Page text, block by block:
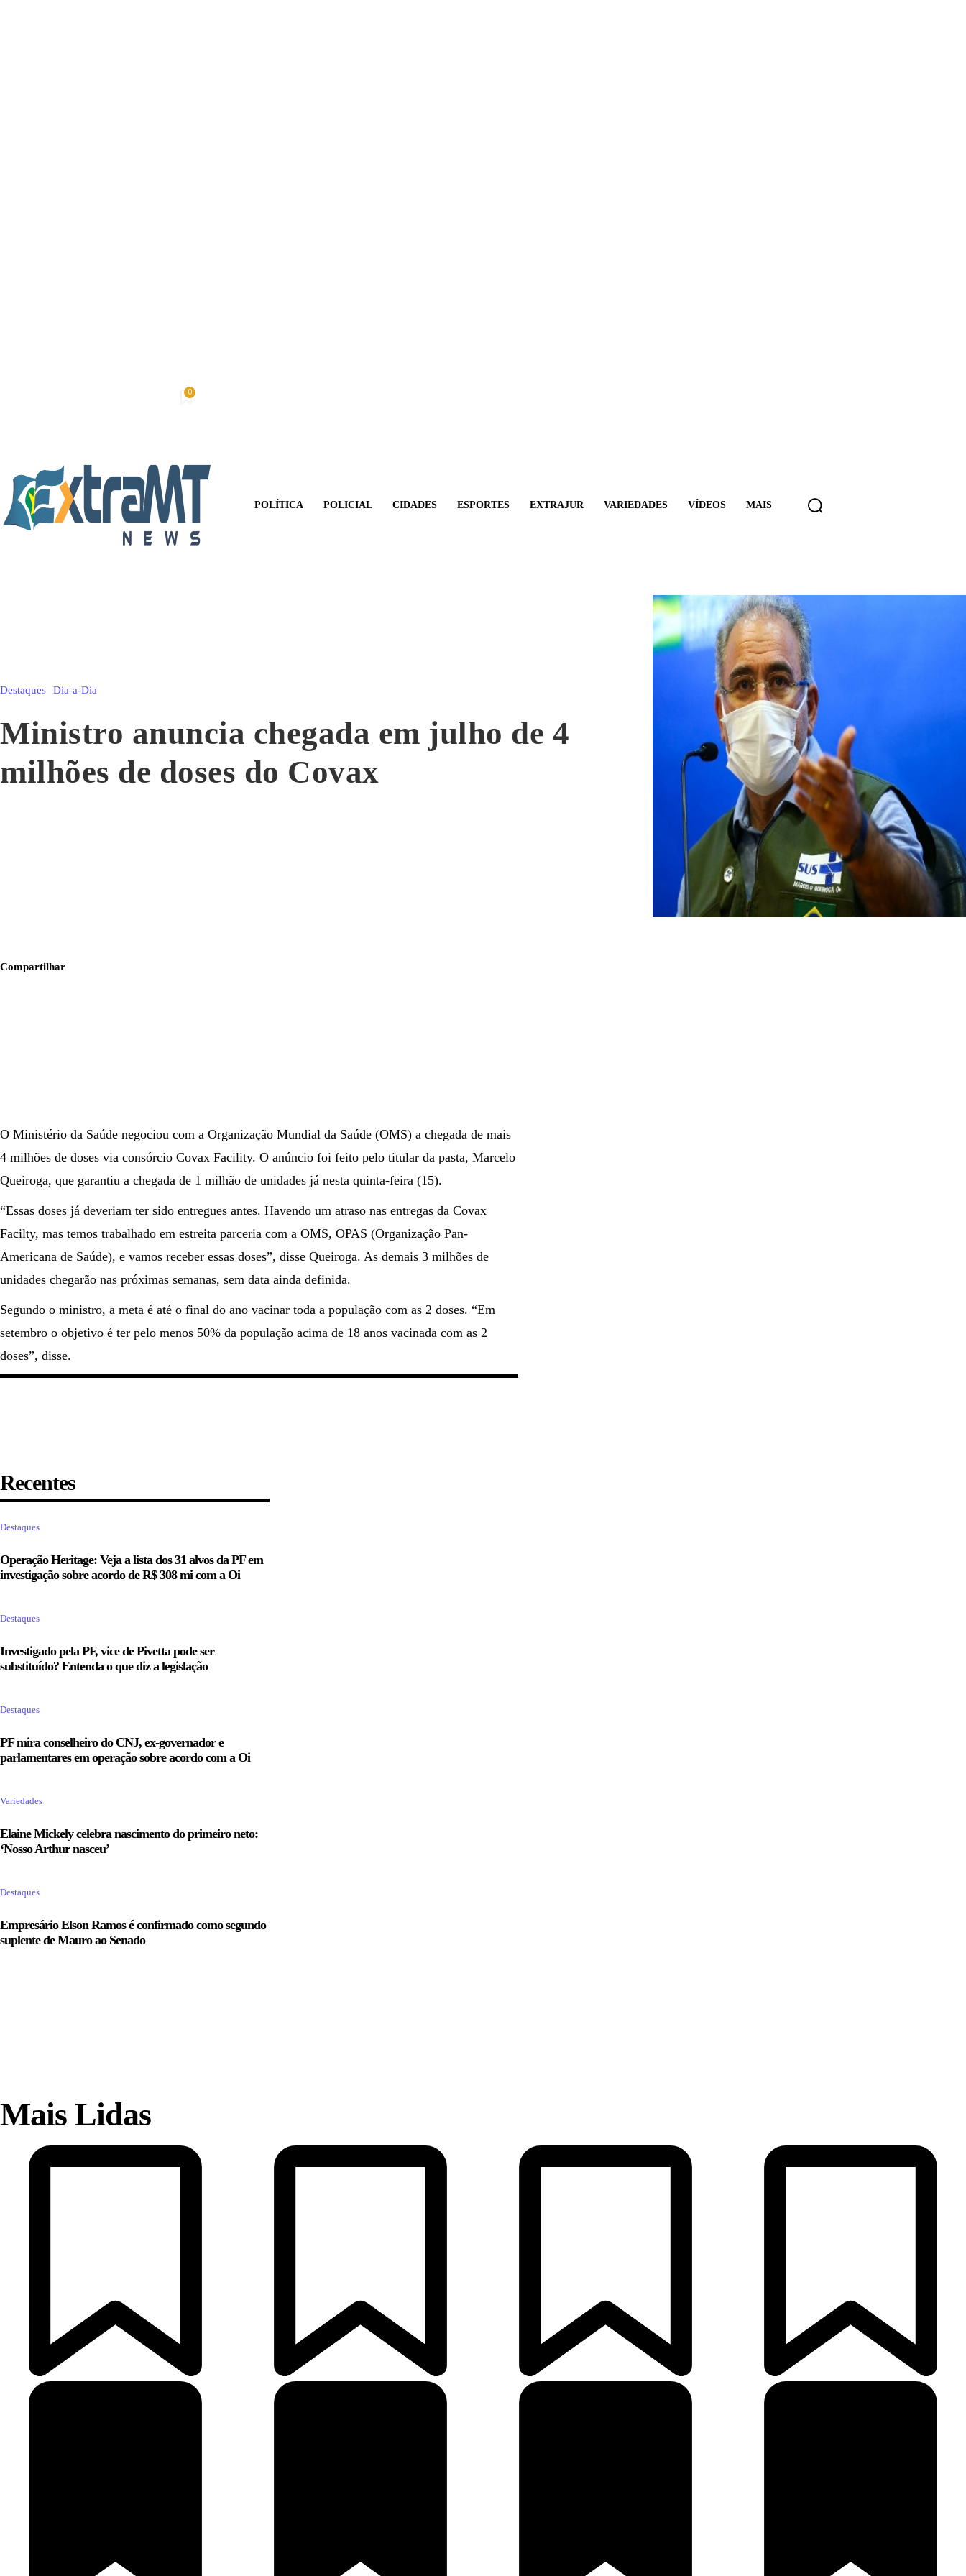
0
POLÍTICA POLICIAL CIDADES ESPORTES EXTRAJUR VARIEDADES VÍDEOS MAIS
Destaques Dia-a-Dia
Ministro anuncia chegada em julho de 4
milhões de doses do Covax
Compartilhar
O Ministério da Saúde negociou com a Organização Mundial da Saúde (OMS) a chegada de mais
4 milhões de doses via consórcio Covax Facility. O anúncio foi feito pelo titular da pasta, Marcelo
Queiroga, que garantiu a chegada de 1 milhão de unidades já nesta quinta-feira (15).
“Essas doses já deveriam ter sido entregues antes. Havendo um atraso nas entregas da Covax
Facilty, mas temos trabalhado em estreita parceria com a OMS, OPAS (Organização Pan-
Americana de Saúde), e vamos receber essas doses”, disse Queiroga. As demais 3 milhões de
unidades chegarão nas próximas semanas, sem data ainda definida.
Segundo o ministro, a meta é até o final do ano vacinar toda a população com as 2 doses. “Em
setembro o objetivo é ter pelo menos 50% da população acima de 18 anos vacinada com as 2
doses”, disse.
Recentes
Destaques
Operação Heritage: Veja a lista dos 31 alvos da PF em
investigação sobre acordo de R$ 308 mi com a Oi
Destaques
Investigado pela PF, vice de Pivetta pode ser
substituído? Entenda o que diz a legislação
Destaques
PF mira conselheiro do CNJ, ex-governador e
parlamentares em operação sobre acordo com a Oi
Variedades
Elaine Mickely celebra nascimento do primeiro neto:
‘Nosso Arthur nasceu’
Destaques
Empresário Elson Ramos é confirmado como segundo
suplente de Mauro ao Senado
Mais Lidas